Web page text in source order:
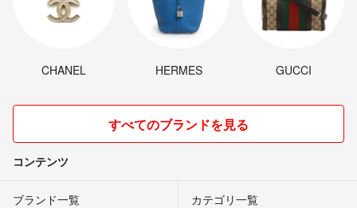
CHANEL HERMES GUCCI
すべてのブランドを見る
コンテンツ
ブランド一覧 カテゴリ一覧